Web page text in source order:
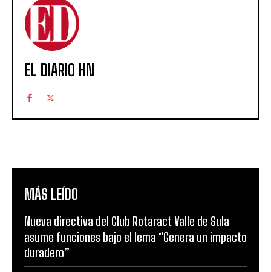
EL DIARIO HN
MÁS LEÍDO
Nueva directiva del Club Rotaract Valle de Sula
asume funciones bajo el lema “Genera un impacto
duradero”